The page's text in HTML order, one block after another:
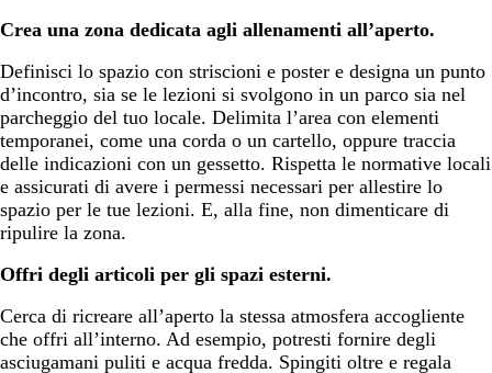
Crea una zona dedicata agli allenamenti all’aperto.
Definisci lo spazio con striscioni e poster e designa un punto
d’incontro, sia se le lezioni si svolgono in un parco sia nel
parcheggio del tuo locale. Delimita l’area con elementi
temporanei, come una corda o un cartello, oppure traccia
delle indicazioni con un gessetto. Rispetta le normative locali
e assicurati di avere i permessi necessari per allestire lo
spazio per le tue lezioni. E, alla fine, non dimenticare di
ripulire la zona.
Offri degli articoli per gli spazi esterni.
Cerca di ricreare all’aperto la stessa atmosfera accogliente
che offri all’interno. Ad esempio, potresti fornire degli
asciugamani puliti e acqua fredda. Spingiti oltre e regala